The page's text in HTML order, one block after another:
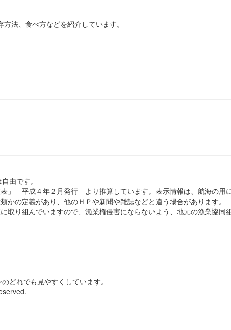
法、食べ方などを紹介しています。
由です。
平成４年２月発行 より推算しています。表示情報は、航海の用に
の定義があり、他のＨＰや新聞や雑誌などと違う場合があります。
り組んでいますので、漁業権侵害にならないよう、地元の漁業協同
どれでも見やすくしています。